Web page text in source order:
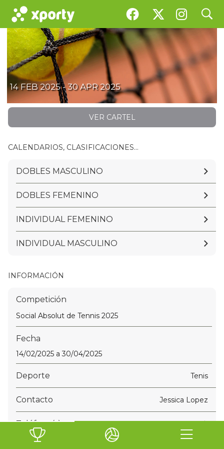
search
Social Absolut de Tennis 2025
14 FEB 2025 - 30 APR 2025
VER CARTEL
CALENDARIOS, CLASIFICACIONES...
DOBLES MASCULINO
DOBLES FEMENINO
INDIVIDUAL FEMENINO
INDIVIDUAL MASCULINO
INFORMACIÓN
Competición
Social Absolut de Tennis 2025
Fecha
14/02/2025 a 30/04/2025
Deporte Tenis
Contacto Jessica Lopez
Teléfono(s) +34 605 43 84 62